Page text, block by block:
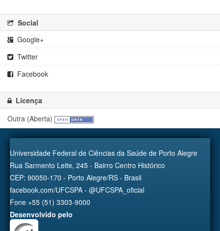
Social
Google+
Twitter
Facebook
Licença
Outra (Aberta)
Universidade Federal de Ciências da Saúde de Porto Alegre
Rua Sarmento Leite, 245 - Bairro Centro Histórico
CEP: 90050-170 - Porto Alegre/RS - Brasil
facebook.com/UFCSPA - @UFCSPA_oficial
Fone +55 (51) 3303-9000
Desenvolvido pelo